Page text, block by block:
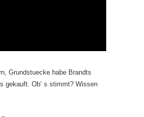
Grundstuecke habe Brandts
gekauft. Ob‘ s stimmt? Wissen